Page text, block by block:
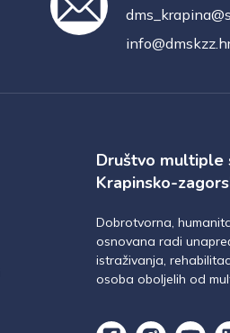
Društvo multiple
Krapinsko-
Dobrotvorna,
osnovana radi
istraživanja,
osoba oboljelih od